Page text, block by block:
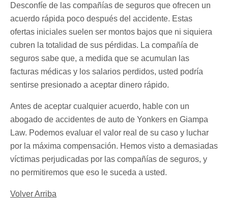
Desconfíe de las compañías de seguros que ofrecen un
acuerdo rápida poco después del accidente. Estas
ofertas iniciales suelen ser montos bajos que ni siquiera
cubren la totalidad de sus pérdidas. La compañía de
seguros sabe que, a medida que se acumulan las
facturas médicas y los salarios perdidos, usted podría
sentirse presionado a aceptar dinero rápido.
Antes de aceptar cualquier acuerdo, hable con un
abogado de accidentes de auto de Yonkers en Giampa
Law. Podemos evaluar el valor real de su caso y luchar
por la máxima compensación. Hemos visto a demasiadas
víctimas perjudicadas por las compañías de seguros, y
no permitiremos que eso le suceda a usted.
Volver Arriba